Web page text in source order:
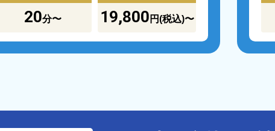
20分〜 19,800 円(税込)〜